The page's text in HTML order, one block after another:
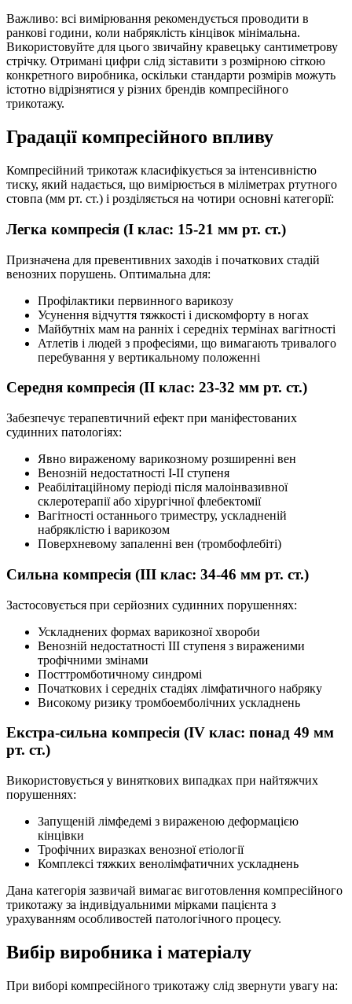
Важливо: всі вимірювання рекомендується проводити в
ранкові години, коли набряклість кінцівок мінімальна.
Використовуйте для цього звичайну кравецьку сантиметрову
стрічку. Отримані цифри слід зіставити з розмірною сіткою
конкретного виробника, оскільки стандарти розмірів можуть
істотно відрізнятися у різних брендів компресійного
трикотажу.
Градації компресійного впливу
Компресійний трикотаж класифікується за інтенсивністю
тиску, який надається, що вимірюється в міліметрах ртутного
стовпа (мм рт. ст.) і розділяється на чотири основні категорії:
Легка компресія (I клас: 15-21 мм рт. ст.)
Призначена для превентивних заходів і початкових стадій
венозних порушень. Оптимальна для:
Профілактики первинного варикозу
Усунення відчуття тяжкості і дискомфорту в ногах
Майбутніх мам на ранніх і середніх термінах вагітності
Атлетів і людей з професіями, що вимагають тривалого
перебування у вертикальному положенні
Середня компресія (II клас: 23-32 мм рт. ст.)
Забезпечує терапевтичний ефект при маніфестованих
судинних патологіях:
Явно вираженому варикозному розширенні вен
Венозній недостатності I-II ступеня
Реабілітаційному періоді після малоінвазивної
склеротерапії або хірургічної флебектомії
Вагітності останнього триместру, ускладненій
набряклістю і варикозом
Поверхневому запаленні вен (тромбофлебіті)
Сильна компресія (III клас: 34-46 мм рт. ст.)
Застосовується при серйозних судинних порушеннях:
Ускладнених формах варикозної хвороби
Венозній недостатності III ступеня з вираженими
трофічними змінами
Посттромботичному синдромі
Початкових і середніх стадіях лімфатичного набряку
Високому ризику тромбоемболічних ускладнень
Екстра-сильна компресія (IV клас: понад 49 мм
рт. ст.)
Використовується у виняткових випадках при найтяжчих
порушеннях:
Запущеній лімфедемі з вираженою деформацією
кінцівки
Трофічних виразках венозної етіології
Комплексі тяжких венолімфатичних ускладнень
Дана категорія зазвичай вимагає виготовлення компресійного
трикотажу за індивідуальними мірками пацієнта з
урахуванням особливостей патологічного процесу.
Вибір виробника і матеріалу
При виборі компресійного трикотажу слід звернути увагу на: